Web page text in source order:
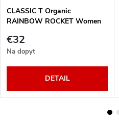
CLASSIC T Organic
RAINBOW ROCKET Women
€32
Na dopyt
DETAIL